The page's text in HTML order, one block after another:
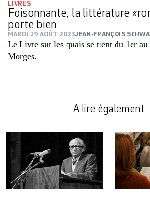
LIVRES
Foisonnante, la littérature
porte bien
MARDI 29 AOÛT 2023JEAN-FRANÇOIS
Le Livre sur les quais se tient du 1er au
Morges.
A lire également